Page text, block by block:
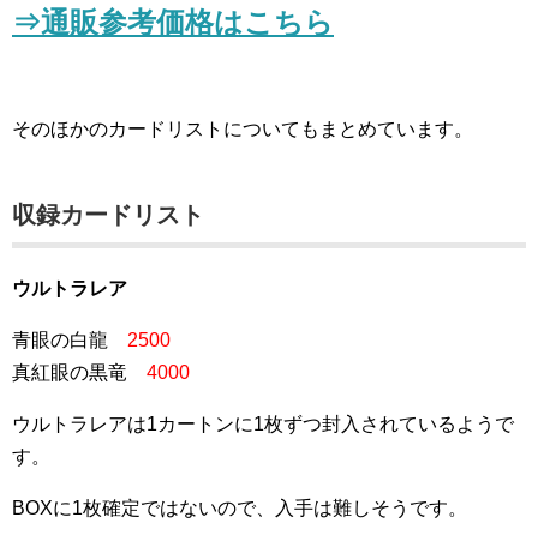
⇒通販参考価格はこちら
そのほかのカードリストについてもまとめています。
収録カードリスト
ウルトラレア
青眼の白龍 2500
真紅眼の黒竜 4000
ウルトラレアは1カートンに1枚ずつ封入されているようで
す。
BOXに1枚確定ではないので、入手は難しそうです。